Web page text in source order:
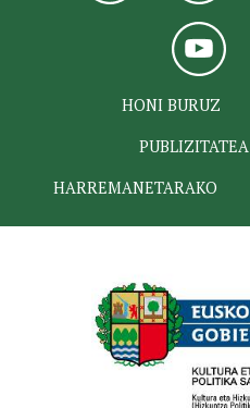
HONI BURUZ
PUBLIZITATEA
HARREMANETARAKO